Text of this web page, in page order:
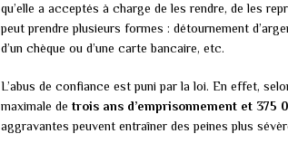
qu’elle a acceptés à charge de les rendre, de les
peut prendre plusieurs formes : détournement
d’un chèque ou d’une carte bancaire, etc.
L’abus de confiance est puni par la loi. En effet,
maximale de trois ans d’emprisonnement et 375
aggravantes peuvent entraîner des peines plus